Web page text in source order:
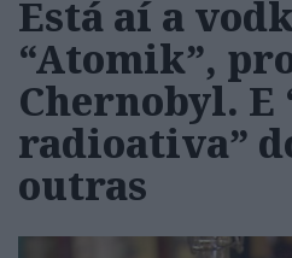
Está aí a
“Atomik”,
Chernobyl. E
radioativa”
outras